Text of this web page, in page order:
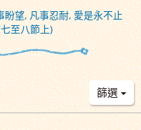
盼望, 凡事忍耐, 愛是永不止
至八節上)
篩選